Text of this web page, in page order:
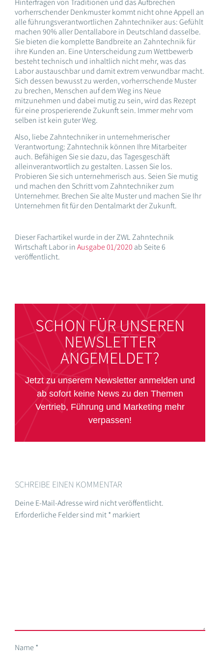
vorherrschender Denkmuster kommt nicht ohne Appell an
alle führungsverantwortlichen Zahntechniker aus: Gefühlt
machen 90% aller Dentallabore in Deutschland dasselbe.
Sie bieten die komplette Bandbreite an Zahntechnik für
ihre Kunden an. Eine Unterscheidung zum Wettbewerb
besteht technisch und inhaltlich nicht mehr, was das
Labor austauschbar und damit extrem verwundbar macht.
Sich dessen bewusst zu werden, vorherrschende Muster
zu brechen, Menschen auf dem Weg ins Neue
mitzunehmen und dabei mutig zu sein, wird das Rezept
für eine prosperierende Zukunft sein. Immer mehr vom
selben ist kein guter Weg.
Also, liebe Zahntechniker in unternehmerischer
Verantwortung: Zahntechnik können Ihre Mitarbeiter
auch. Befähigen Sie sie dazu, das Tagesgeschäft
alleinverantwortlich zu gestalten. Lassen Sie los.
Probieren Sie sich unternehmerisch aus. Seien Sie mutig
und machen den Schritt vom Zahntechniker zum
Unternehmer. Brechen Sie alte Muster und machen Sie Ihr
Unternehmen fit für den Dentalmarkt der Zukunft.
Dieser Fachartikel wurde in der ZWL Zahntechnik
Wirtschaft Labor inAusgabe 01/2020 ab Seite 6
veröffentlicht.
SCHON FÜR UNSEREN
NEWSLETTER
ANGEMELDET?
Jetzt zu unserem Newsletter anmelden und
ab sofort keine News zu den Themen
Vertrieb, Führung und Marketing mehr
verpassen!
SCHREIBE EINEN KOMMENTAR
Deine E-Mail-Adresse wird nicht veröffentlicht.
Erforderliche Felder sind mit* markiert
Name*